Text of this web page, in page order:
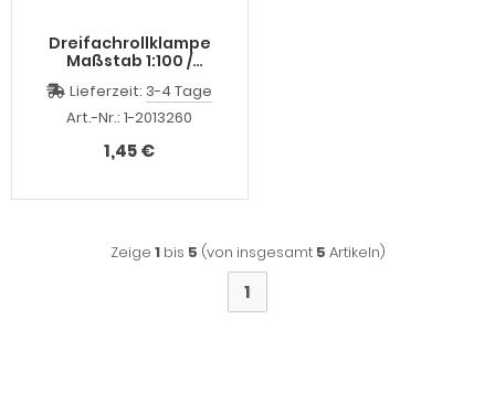
Dreifachrollklampe
Maßstab 1:100 /
Gewicht ca. gr. : 3 /
Höhe ca. mm : 4 /
Länge ca. mm :30 /
unbehandelt,
unlackiert und nicht
Lieferzeit:3-4 Tage
Art.-Nr.: 1-2013260
1,45 €
Zeige 1bis 5 (von insgesamt 5 Artikeln)
1